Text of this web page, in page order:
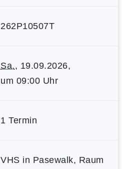
262P10507T
Sa., 19.09.2026,
um 09:00 Uhr
1 Termin
VHS in Pasewalk, Raum